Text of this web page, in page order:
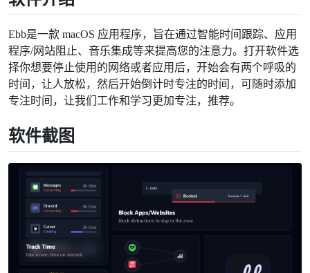
Ebb是一款 macOS 应用程序，旨在通过智能时间跟踪、应用
程序/网站阻止、音乐集成等来提高您的注意力。打开软件选
择你想要停止使用的网络或者应用后，开始会有两个呼吸的
时间，让人放松，然后开始倒计时专注的时间，可随时添加
专注时间，让我们工作和学习更加专注，推荐。
软件截图